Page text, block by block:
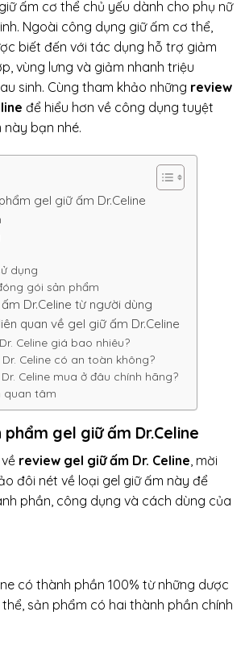
ấm cơ thể chủ yếu dành cho phụ nữ
Ngoài công dụng giữ ấm cơ thể,
biết đến với tác dụng hỗ trợ giảm
vùng lưng và giảm nhanh triệu
sinh. Cùng tham khảo những review
để hiểu hơn về công dụng tuyệt
bạn nhé.
gel giữ ấm Dr.Celine
dụng
gói sản phẩm
Dr.Celine từ người dùng
quan về gel giữ ấm Dr.Celine
Celine giá bao nhiêu?
Celine có an toàn không?
Celine mua ở đâu chính hãng?
quan tâm
gel giữ ấm Dr.Celine
review gel giữ ấm Dr. Celine , mời
đôi nét về loại gel giữ ấm này để
phần, công dụng và cách dùng của
có thành phần 100% từ những dược
sản phẩm có hai thành phần chính